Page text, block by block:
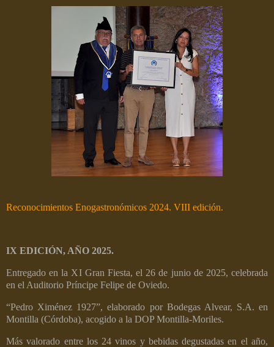
Reconocimientos Enogastronómicos 2024. VIII edición.
IX EDICIÓN, AÑO 2025.
Entregado en la XI Gran Fiesta, el 26 de junio de 2025, celebrada
en el Auditorio Príncipe Felipe de Oviedo.
“Pedro Ximénez 1927”, elaborado por Bodegas Alvear, S.A. en
Montilla (Córdoba), acogido a la DOP Montilla-Moriles.
Más valorado entre los 24 vinos y bebidas degustadas en el año,